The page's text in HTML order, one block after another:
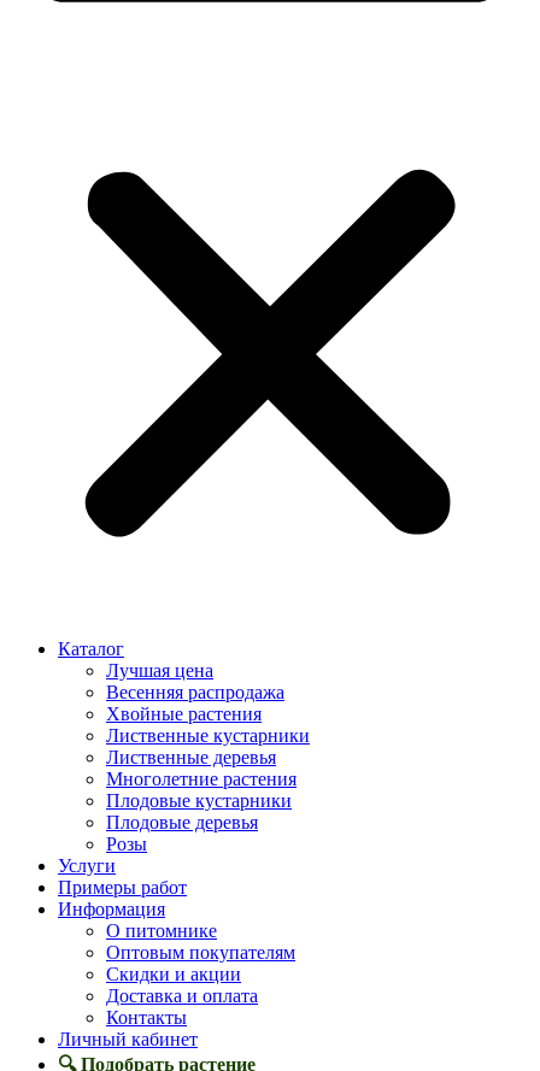
Каталог
Лучшая цена
Весенняя распродажа
Хвойные растения
Лиственные кустарники
Лиственные деревья
Многолетние растения
Плодовые кустарники
Плодовые деревья
Розы
Услуги
Примеры работ
Информация
О питомнике
Оптовым покупателям
Скидки и акции
Доставка и оплата
Контакты
Личный кабинет
🔍 Подобрать растение